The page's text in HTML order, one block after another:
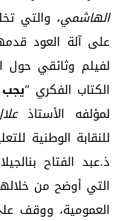
الهاشمي، والتي
على آلة العود
لفيلم وثائقي حول
الكتاب الفكري “
لمؤلفه الأستاذ
للنقابة الوطنية
ذ.عبد الفتاح
التي أوضح من
العمومية، ووقف